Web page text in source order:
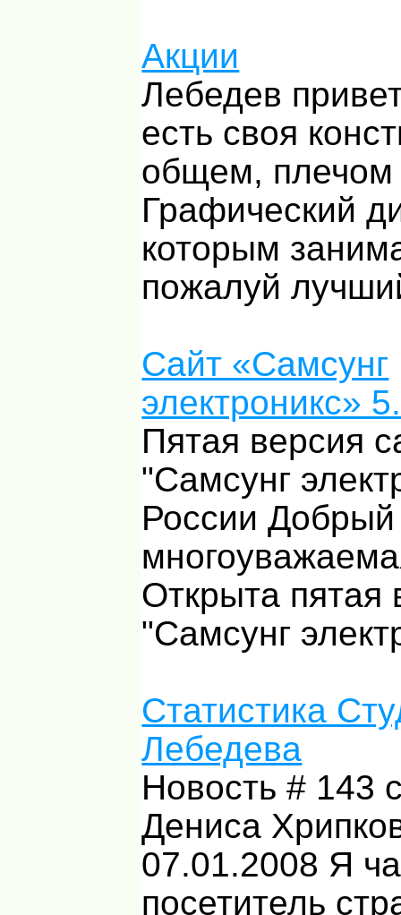
Акции
Лебедев
есть своя
общем, плечом
Графический
которым
пожалуй
Сайт «Самсунг
электроникс»
Пятая версия
"Самсунг
России
Открыта пятая
"Самсунг
Статистика
Лебедева
Новость # 143
Дениса
07.01.2008 Я
посетитель